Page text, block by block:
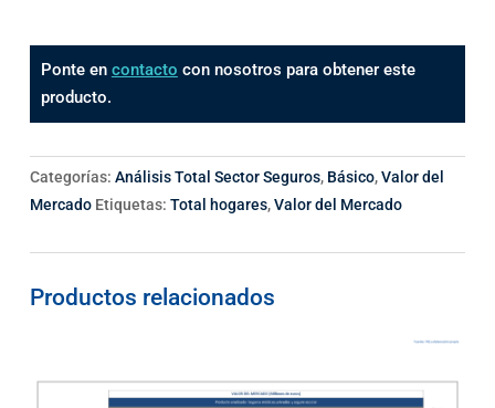
Ponte en contacto con nosotros para obtener este
producto.
Categorías: Análisis Total Sector Seguros, Básico,Valor del
Mercado Etiquetas: Total hogares,Valor del Mercado
Productos relacionados